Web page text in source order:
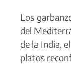
Los
del
de la India,
platos